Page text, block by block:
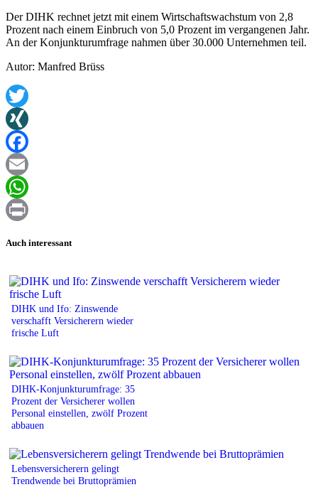
Der DIHK rechnet jetzt mit einem Wirtschaftswachstum von 2,8
Prozent nach einem Einbruch von 5,0 Prozent im vergangenen Jahr.
An der Konjunkturumfrage nahmen über 30.000 Unternehmen teil.
Autor: Manfred Brüss
Twitter
XING
Facebook
Email
WhatsApp
Auch interessant
DIHK und Ifo: Zinswende
verschafft Versicherern wieder
frische Luft
DIHK-Konjunkturumfrage: 35
Prozent der Versicherer wollen
Personal einstellen, zwölf Prozent
abbauen
Lebensversicherern gelingt
Trendwende bei Bruttoprämien